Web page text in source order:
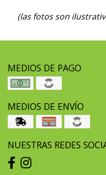
(las fotos son
MEDIOS DE PAGO
MEDIOS DE ENVÍO
NUESTRAS REDES